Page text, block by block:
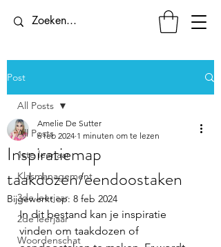
Post
All Posts
1ste leerjaar
Klasmanagement
3de leerjaar
2de leerjaar
Woordenschat
All Posts
Inspiratiemap
taakdozen/eendoostaken
Amelie De Sutter
6 feb 2024 1 minuten om te lezen
Bijgewerkt op: 8 feb 2024
In dit bestand kan je inspiratie
vinden om taakdozen of